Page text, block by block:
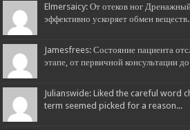
Elmersaicy: От отеков ног
эффективно ускоряет обмен
Jamesfrees: Состояние пациента
этапе, от первичной консультации
Julianswide: Liked the careful word
term seemed picked for a reason...